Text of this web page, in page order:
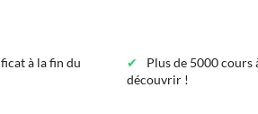
à la fin du
Plus de 5000 cours
découvrir !